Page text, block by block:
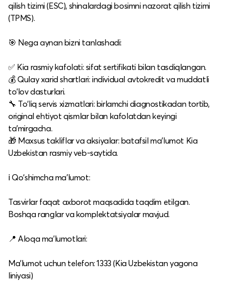
qilish tizimi (ESC), shinalardagi bosimni nazorat qilish tizimi
(TPMS).​
🎯 Nega aynan bizni tanlashadi:
✅ Kia rasmiy kafolati: sifat sertifikati bilan tasdiqlangan.
💰 Qulay xarid shartlari: individual avtokredit va muddatli
to‘lov dasturlari.
🔧 To‘liq servis xizmatlari: birlamchi diagnostikadan tortib,
original ehtiyot qismlar bilan kafolatdan keyingi
ta’mirgacha.
🎁 Maxsus takliflar va aksiyalar: batafsil ma’lumot Kia
Uzbekistan rasmiy veb-saytida.​
ℹ️ Qo‘shimcha ma’lumot:
Tasvirlar faqat axborot maqsadida taqdim etilgan.
Boshqa ranglar va komplektatsiyalar mavjud.​
📍 Aloqa ma’lumotlari:
Ma’lumot uchun telefon: 1333 (Kia Uzbekistan yagona
liniyasi)